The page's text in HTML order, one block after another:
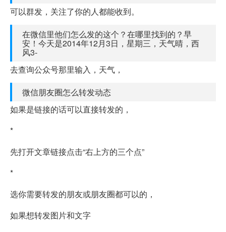
可以群发，关注了你的人都能收到。
在微信里他们怎么发的这个？在哪里找到的？早
安！今天是2014年12月3日，星期三，天气晴，西
风3-
去查询公众号那里输入，天气，
微信朋友圈怎么转发动态
如果是链接的话可以直接转发的，
*
先打开文章链接点击“右上方的三个点”
*
选你需要转发的朋友或朋友圈都可以的，
如果想转发图片和文字